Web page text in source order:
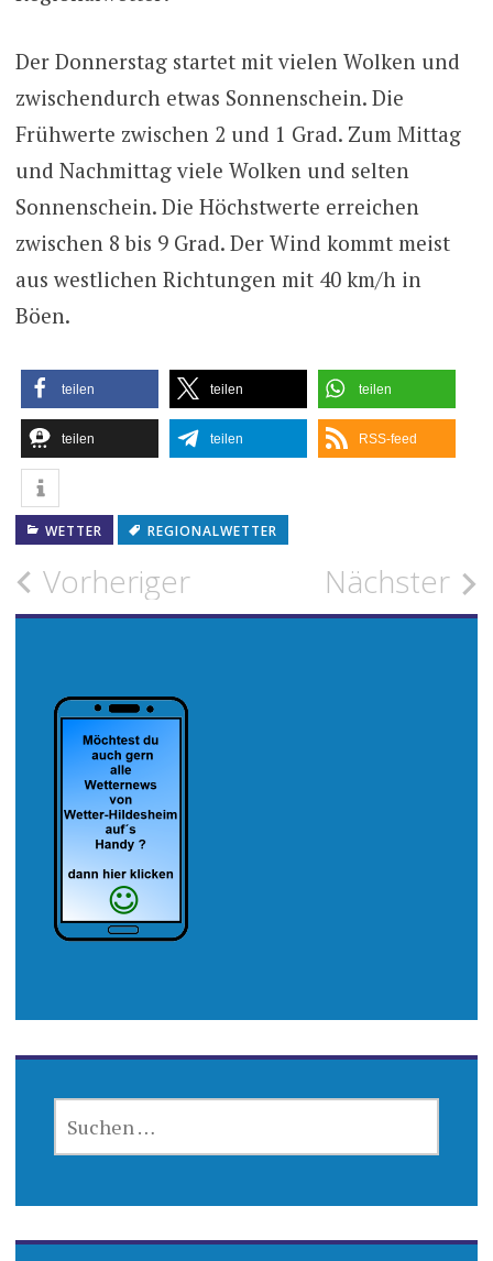
Der Donnerstag startet mit vielen Wolken und
zwischendurch etwas Sonnenschein. Die
Frühwerte zwischen 2 und 1 Grad. Zum Mittag
und Nachmittag viele Wolken und selten
Sonnenschein. Die Höchstwerte erreichen
zwischen 8 bis 9 Grad. Der Wind kommt meist
aus westlichen Richtungen mit 40 km/h in
Böen.
teilen teilen teilen
teilen teilen RSS-feed
WETTER REGIONALWETTER
Beitragsnavigation
Vorheriger Nächster
NACH: